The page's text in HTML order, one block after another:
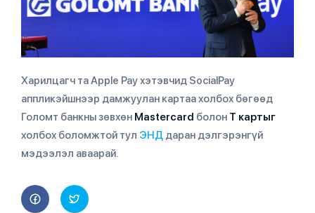
Харилцагч та Apple Pay хэтэвчид SocialPay
аппликэйшнээр дамжуулан картаа холбох бөгөөд
Голомт банкны зөвхөн Mastercard болон Т картыг
холбох боломжтой тул ЭНД даран дэлгэрэнгүй
мэдээлэл аваарай.